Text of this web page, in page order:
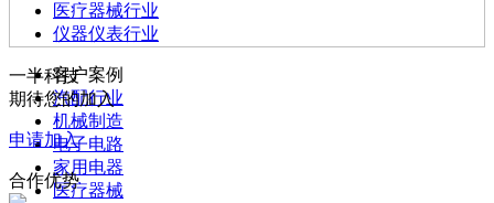
医疗器械行业
仪器仪表行业
客户案例
汽配行业
机械制造
电子电路
家用电器
医疗器械
一半科技
期待您的加入
申请加入
合作优势